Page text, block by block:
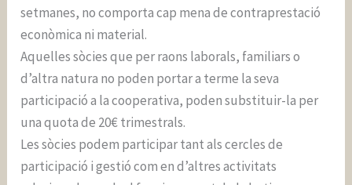
setmanes, no comporta cap mena de contraprestació
econòmica ni material.
Aquelles sòcies que per raons laborals, familiars o
d’altra natura no poden portar a terme la seva
participació a la cooperativa, poden substituir-la per
una quota de 20€ trimestrals.
Les sòcies podem participar tant als cercles de
participació i gestió com en d’altres activitats